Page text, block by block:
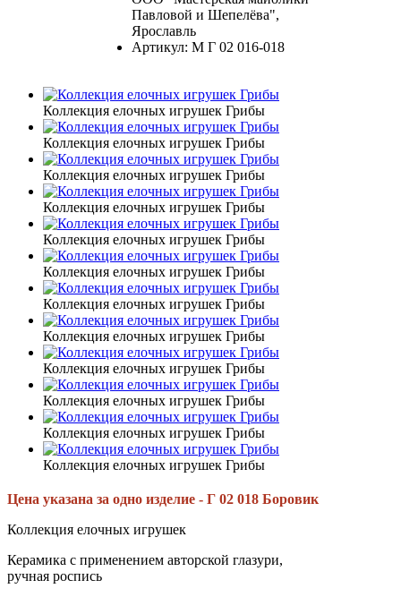
Павловой и Шепелёва",
Ярославль
Артикул: М Г 02 016-018
Коллекция елочных игрушек Грибы
Коллекция елочных игрушек Грибы
Коллекция елочных игрушек Грибы
Коллекция елочных игрушек Грибы
Коллекция елочных игрушек Грибы
Коллекция елочных игрушек Грибы
Коллекция елочных игрушек Грибы
Коллекция елочных игрушек Грибы
Коллекция елочных игрушек Грибы
Коллекция елочных игрушек Грибы
Коллекция елочных игрушек Грибы
Коллекция елочных игрушек Грибы
Цена указана за одно изделие - Г 02 018 Боровик
Коллекция елочных игрушек
Керамика с применением авторской глазури,
ручная роспись